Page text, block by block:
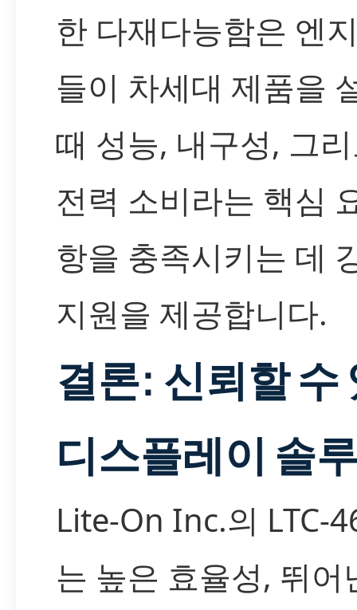
한 다재다능함은 엔
들이 차세대 제품을
때 성능, 내구성, 그
전력 소비라는 핵심
항을 충족시키는 데
지원을 제공합니다.
결론: 신뢰할 수
디스플레이 솔
Lite-On Inc.의 LTC-
는 높은 효율성, 뛰어